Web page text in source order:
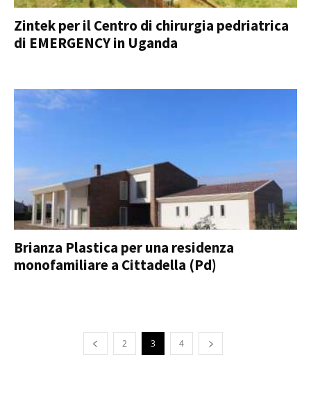
Zintek per il Centro di chirurgia pedriatrica
di EMERGENCY in Uganda
Brianza Plastica per una residenza
monofamiliare a Cittadella (Pd)
2 3 4